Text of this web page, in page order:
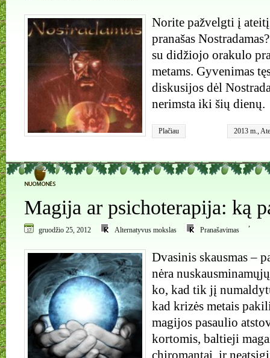
Norite pažvelgti į
pranašas
su didžiojo orakulo
metams. Gyvenimas
diskusijos dėl
nerimsta iki šių dienų.
Plačiau 2013 m.,
2
Magija ar psichoterapija: ką
gruodžio 25, 2012 Alternatyvus mokslas
,
Pranašavimas
Dvasinis skausmas –
nėra
ko, kad tik jį
kad krizės metais
magijos pasaulio
kortomis, baltieji
chiromantai, ir